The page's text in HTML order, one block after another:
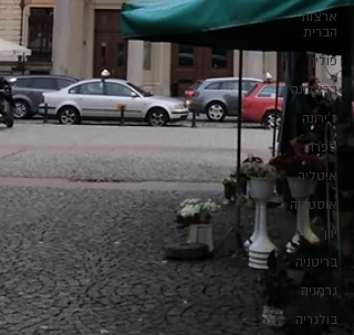
ארצות
הברית
פולין
ברצלונה
ז'ירונה
ספרד
איטליה
אוסטריה
יוון
בריטניה
גרמניה
בולגריה